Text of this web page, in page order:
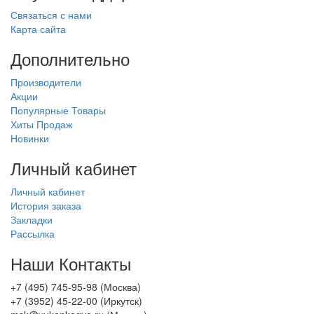
Связаться с нами
Карта сайта
Дополнительно
Производители
Акции
Популярные Товары
Хиты Продаж
Новинки
Личный кабинет
Личный кабинет
История заказа
Закладки
Рассылка
Наши Контакты
+7 (495) 745-95-98 (Москва)
+7 (3952) 45-22-00 (Иркутск)